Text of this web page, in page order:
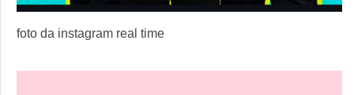
foto da instagram real time